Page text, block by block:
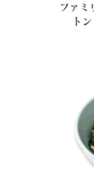
ファミ
ト